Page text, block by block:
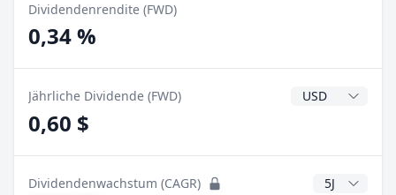
Dividendenrendite (FWD)
0,34 %
Jährliche Dividende (FWD)
0,60 $
Dividendenwachstum (CAGR) CAGR Jahre